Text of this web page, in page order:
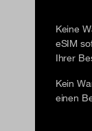
Keine
eSIM
Ihrer
Kein
einen